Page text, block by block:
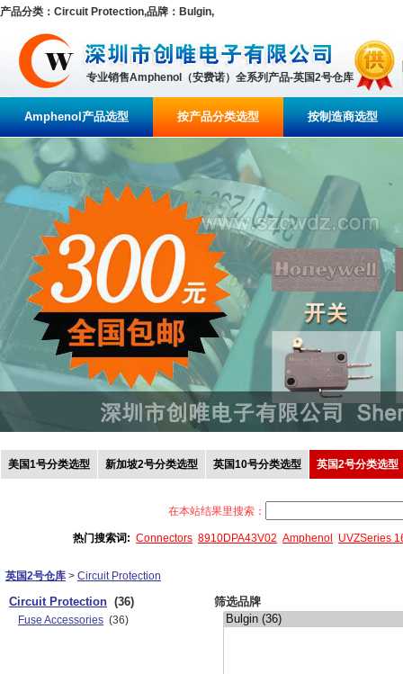
产品分类：Circuit Protection,品牌：Bulgin,
专业销售Amphenol（安费诺）全系列产品-英国2号仓库
Amphenol产品选型 按产品分类选型 按制造商选型
美国1号分类选型 新加坡2号分类选型 英国10号分类选型 英国2号分类选型
在本站结果里搜索：
热门搜索词: Connectors 8910DPA43V02 Amphenol UVZSeries
英国2号仓库 > Circuit Protection
Circuit Protection (36)
Fuse Accessories (36)
筛选品牌